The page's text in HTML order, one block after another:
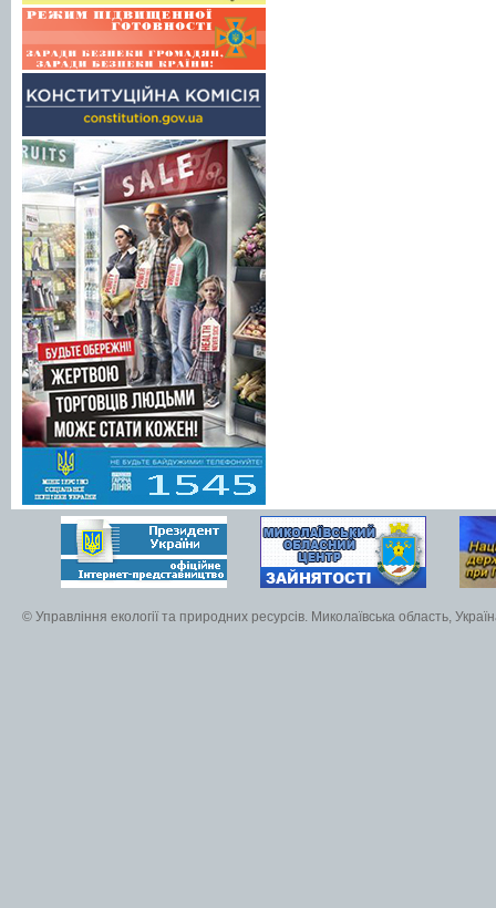
© Управління екології та природних ресурсів. Миколаївська область,